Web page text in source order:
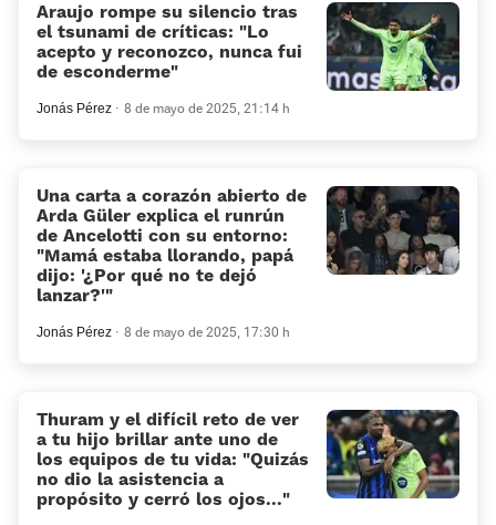
Araujo rompe su silencio tras
el tsunami de críticas: «Lo
acepto y reconozco, nunca fui
de esconderme»
Jonás Pérez 8 de mayo de 2025, 21:14 h
Una carta a corazón abierto de
Arda Güler explica el runrún
de Ancelotti con su entorno:
«Mamá estaba llorando, papá
dijo: '¿Por qué no te dejó
lanzar?'»
Jonás Pérez 8 de mayo de 2025, 17:30 h
Thuram y el difícil reto de ver
a tu hijo brillar ante uno de
los equipos de tu vida: «Quizás
no dio la asistencia a
propósito y cerró los ojos...»